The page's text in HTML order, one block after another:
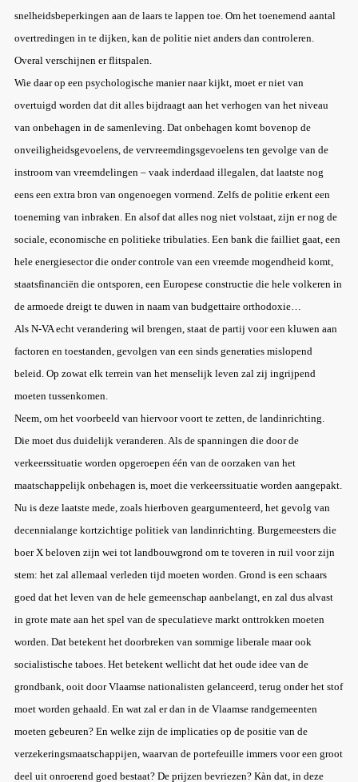
snelheidsbeperkingen aan de laars te lappen toe. Om het toenemend aantal
overtredingen in te dijken, kan de politie niet anders dan controleren.
Overal verschijnen er flitspalen.
Wie daar op een psychologische manier naar kijkt, moet er niet van
overtuigd worden dat dit alles bijdraagt aan het verhogen van het niveau
van onbehagen in de samenleving. Dat onbehagen komt bovenop de
onveiligheidsgevoelens, de vervreemdingsgevoelens ten gevolge van de
instroom van vreemdelingen – vaak inderdaad illegalen, dat laatste nog
eens een extra bron van ongenoegen vormend. Zelfs de politie erkent een
toeneming van inbraken. En alsof dat alles nog niet volstaat, zijn er nog de
sociale, economische en politieke tribulaties. Een bank die failliet gaat, een
hele energiesector die onder controle van een vreemde mogendheid komt,
staatsfinanciën die ontsporen, een Europese constructie die hele volkeren in
de armoede dreigt te duwen in naam van budgettaire orthodoxie…
Als N-VA echt verandering wil brengen, staat de partij voor een kluwen aan
factoren en toestanden, gevolgen van een sinds generaties mislopend
beleid. Op zowat elk terrein van het menselijk leven zal zij ingrijpend
moeten tussenkomen.
Neem, om het voorbeeld van hiervoor voort te zetten, de landinrichting.
Die moet dus duidelijk veranderen. Als de spanningen die door de
verkeerssituatie worden opgeroepen één van de oorzaken van het
maatschappelijk onbehagen is, moet die verkeerssituatie worden aangepakt.
Nu is deze laatste mede, zoals hierboven geargumenteerd, het gevolg van
decennialange kortzichtige politiek van landinrichting. Burgemeesters die
boer X beloven zijn wei tot landbouwgrond om te toveren in ruil voor zijn
stem: het zal allemaal verleden tijd moeten worden. Grond is een schaars
goed dat het leven van de hele gemeenschap aanbelangt, en zal dus alvast
in grote mate aan het spel van de speculatieve markt onttrokken moeten
worden. Dat betekent het doorbreken van sommige liberale maar ook
socialistische taboes. Het betekent wellicht dat het oude idee van de
grondbank, ooit door Vlaamse nationalisten gelanceerd, terug onder het stof
moet worden gehaald. En wat zal er dan in de Vlaamse randgemeenten
moeten gebeuren? En welke zijn de implicaties op de positie van de
verzekeringsmaatschappijen, waarvan de portefeuille immers voor een groot
deel uit onroerend goed bestaat? De prijzen bevriezen? Kàn dat, in deze